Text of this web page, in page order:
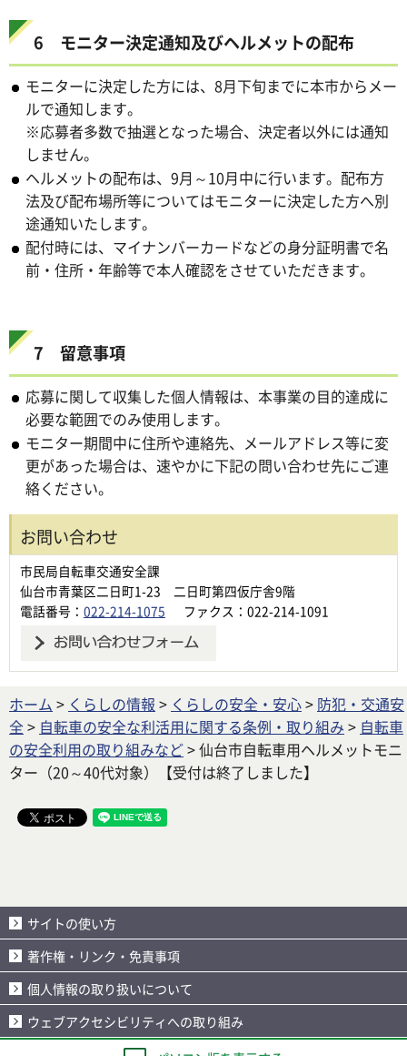
6 モニター決定通知及びヘルメットの配布
モニターに決定した方には、8月下旬までに本市からメー
ルで通知します。
※応募者多数で抽選となった場合、決定者以外には通知
しません。
ヘルメットの配布は、9月～10月中に行います。配布方
法及び配布場所等についてはモニターに決定した方へ別
途通知いたします。
配付時には、マイナンバーカードなどの身分証明書で名
前・住所・年齢等で本人確認をさせていただきます。
7 留意事項
応募に関して収集した個人情報は、本事業の目的達成に
必要な範囲でのみ使用します。
モニター期間中に住所や連絡先、メールアドレス等に変
更があった場合は、速やかに下記の問い合わせ先にご連
絡ください。
お問い合わせ
市民局自転車交通安全課
仙台市青葉区二日町1-23 二日町第四仮庁舎9階
電話番号： 022-214-1075 ファクス：022-214-1091
ホーム > くらしの情報 > くらしの安全・安心> 防犯・交通安
全> 自転車の安全な利活用に関する条例・取り組み > 自転車
の安全利用の取り組みなど> 仙台市自転車用ヘルメットモニ
ター（20～40代対象）【受付は終了しました】
サイトの使い方
著作権・リンク・免責事項
個人情報の取り扱いについて
ウェブアクセシビリティへの取り組み